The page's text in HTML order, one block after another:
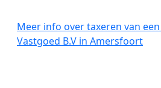
Meer info over taxeren van
Vastgoed B.V in Amersfoort